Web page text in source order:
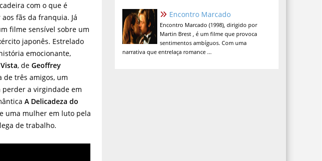
com o que é
fãs da franquia. Já
filme sensível sobre um
japonês. Estrelado
emocionante,
, deGeoffrey
três amigos, um
a virgindade em
A Delicadeza do
uma mulher em luto pela
de trabalho.
Encontro Marcado
Encontro Marcado (1998), dirigido por
Martin Brest , é um filme que provoca
sentimentos ambíguos. Com uma
narrativa que entrelaça romance ...